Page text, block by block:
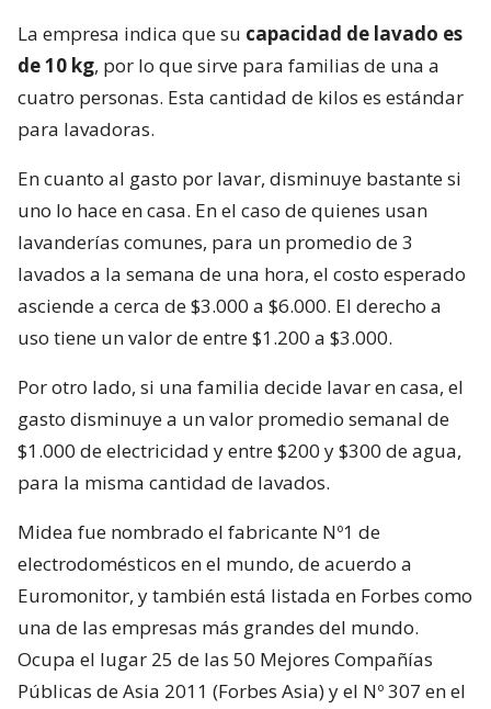
La empresa indica que su capacidad de lavado es
de 10 kg, por lo que sirve para familias de una a
cuatro personas. Esta cantidad de kilos es estándar
para lavadoras.
En cuanto al gasto por lavar, disminuye bastante si
uno lo hace en casa. En el caso de quienes usan
lavanderías comunes, para un promedio de 3
lavados a la semana de una hora, el costo esperado
asciende a cerca de $3.000 a $6.000. El derecho a
uso tiene un valor de entre $1.200 a $3.000.
Por otro lado, si una familia decide lavar en casa, el
gasto disminuye a un valor promedio semanal de
$1.000 de electricidad y entre $200 y $300 de agua,
para la misma cantidad de lavados.
Midea fue nombrado el fabricante Nº1 de
electrodomésticos en el mundo, de acuerdo a
Euromonitor, y también está listada en Forbes como
una de las empresas más grandes del mundo.
Ocupa el lugar 25 de las 50 Mejores Compañías
Públicas de Asia 2011 (Forbes Asia) y el Nº 307 en el